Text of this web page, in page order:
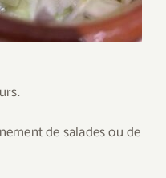
de salades ou de